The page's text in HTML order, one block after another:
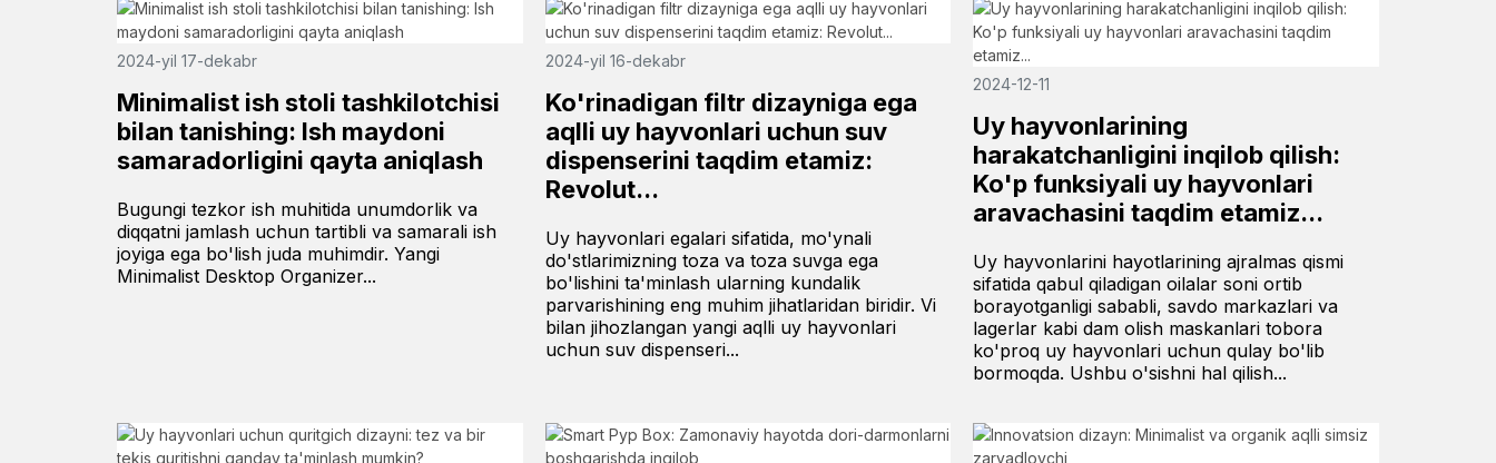
2024-yil 17-dekabr
Minimalist ish stoli tashkilotchisi
bilan tanishing: Ish maydoni
samaradorligini qayta aniqlash
Bugungi tezkor ish muhitida unumdorlik va
diqqatni jamlash uchun tartibli va samarali ish
joyiga ega bo'lish juda muhimdir. Yangi
Minimalist Desktop Organizer...
2024-yil 16-dekabr
Ko'rinadigan filtr dizayniga ega
aqlli uy hayvonlari uchun suv
dispenserini taqdim etamiz:
Revolut...
Uy hayvonlari egalari sifatida, mo'ynali
do'stlarimizning toza va toza suvga ega
bo'lishini ta'minlash ularning kundalik
parvarishining eng muhim jihatlaridan biridir. Vi
bilan jihozlangan yangi aqlli uy hayvonlari
uchun suv dispenseri...
2024-12-11
Uy hayvonlarining
harakatchanligini inqilob qilish:
Ko'p funksiyali uy hayvonlari
aravachasini taqdim etamiz...
Uy hayvonlarini hayotlarining ajralmas qismi
sifatida qabul qiladigan oilalar soni ortib
borayotganligi sababli, savdo markazlari va
lagerlar kabi dam olish maskanlari tobora
ko'proq uy hayvonlari uchun qulay bo'lib
bormoqda. Ushbu o'sishni hal qilish...